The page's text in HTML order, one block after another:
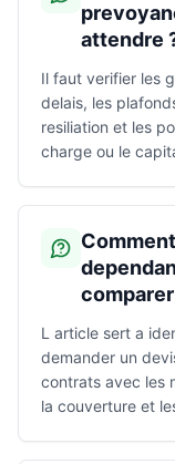
attendre
Il faut verifier les
delais, les
resiliation et les
charge ou le
L article sert a
demander un
contrats avec les
la couverture et